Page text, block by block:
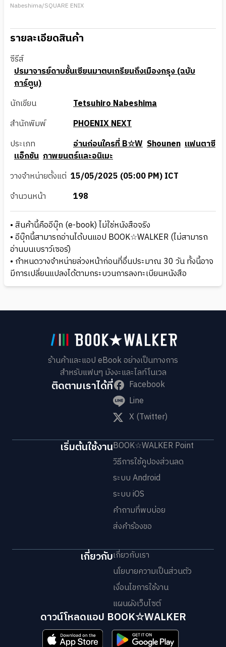
Nabeshima/SQUARE ENIX
รายละเอียดสินค้า
ซีรีส์
ปรมาจารย์ดาบชั้นเซียนมาตบเกรียนถึงเมืองกรุง (ฉบับ
การ์ตูน)
นักเขียน
Tetsuhiro Nabeshima
สำนักพิมพ์
PHOENIX NEXT
ประเภท
อ่านก่อนใครที่ B☆W Shounen แฟนตาซี
แอ็กชัน ภาพยนตร์และอนิเมะ
วางจำหน่ายตั้งแต่ 15/05/2025 (05:00 PM) ICT
จำนวนหน้า
198
• สินค้านี้คืออีบุ๊ก (e-book) ไม่ใช่หนังสือจริง
• อีบุ๊กนี้สามารถอ่านได้บนแอป BOOK☆WALKER (ไม่สามารถ
อ่านบนเบราว์เซอร์)
• กำหนดวางจำหน่ายล่วงหน้าก่อนที่อื่นประมาณ 30 วัน ทั้งนี้อาจ
มีการเปลี่ยนแปลงได้ตามกระบวนการลงทะเบียนหนังสือ
ร้านค้าและแอป eBook อย่างเป็นทางการ
สำหรับแฟนๆ มังงะและไลท์โนเวล
ติดตามเราได้ที่
Facebook
Line
X (Twitter)
เริ่มต้นใช้งานBOOK☆WALKER Point
วิธีการใช้คูปองส่วนลด
ระบบ Android
ระบบ iOS
คำถามที่พบบ่อย
ส่งคำร้องขอ
เกี่ยวกับเกี่ยวกับเรา
นโยบายความเป็นส่วนตัว
เงื่อนไขการใช้งาน
แผนผังเว็บไซต์
ดาวน์โหลดแอป BOOK☆WALKER